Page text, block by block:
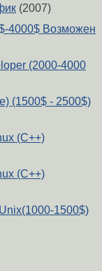
(2007)
4000$ Возможен
(2000-4000
(1500$ - 2500$)
(C++)
(C++)
1500$)